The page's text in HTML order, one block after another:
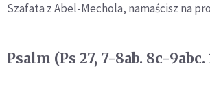
Szafata z Abel-Mechola, namaścisz na
Psalm (Ps 27, 7-8ab. 8c-9abc.